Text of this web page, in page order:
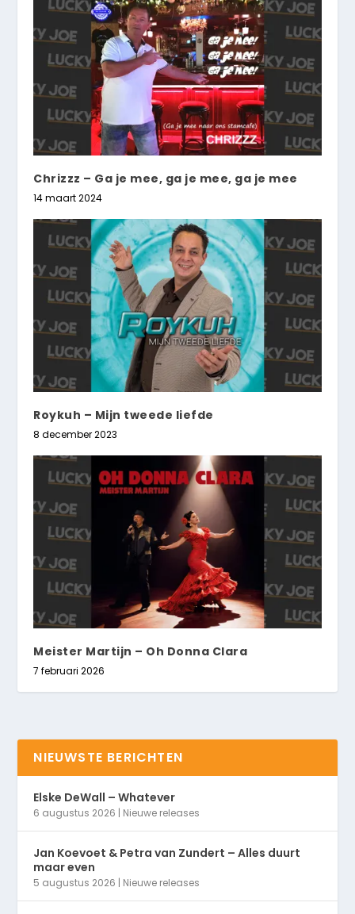
Chrizzz – Ga je mee, ga je mee, ga je mee
14 maart 2024
Roykuh – Mijn tweede liefde
8 december 2023
Meister Martijn – Oh Donna Clara
7 februari 2026
NIEUWSTE BERICHTEN
Elske DeWall – Whatever
6 augustus 2026 | Nieuwe releases
Jan Koevoet & Petra van Zundert – Alles duurt
maar even
5 augustus 2026 | Nieuwe releases